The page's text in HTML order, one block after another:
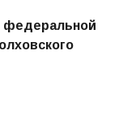
федеральной